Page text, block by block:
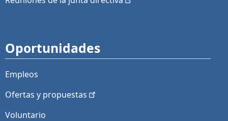
Oportunidades
Empleos
Ofertas y propuestas
Voluntario